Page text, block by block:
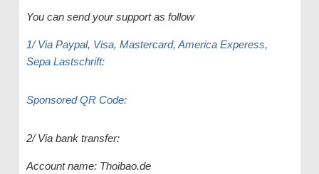
You can send your support as follow
1/ Via Paypal, Visa, Mastercard, America Experess,
Sepa Lastschrift:
Sponsored QR Code:
2/ Via bank transfer:
Account name: Thoibao.de